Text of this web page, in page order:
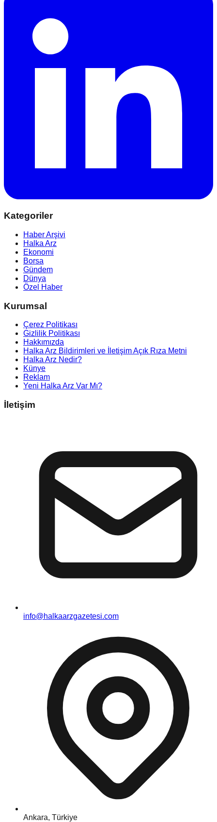
Kategoriler
Haber Arşivi
Halka Arz
Ekonomi
Borsa
Gündem
Dünya
Özel Haber
Kurumsal
Çerez Politikası
Gizlilik Politikası
Hakkımızda
Halka Arz Bildirimleri ve İletişim Açık Rıza Metni
Halka Arz Nedir?
Künye
Reklam
Yeni Halka Arz Var Mı?
İletişim
info@halkaarzgazetesi.com
Ankara, Türkiye